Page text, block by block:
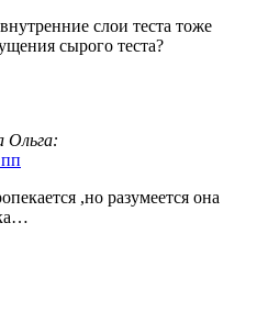
слои теста тоже
сырого теста?
Ольга:
,но разумеется она